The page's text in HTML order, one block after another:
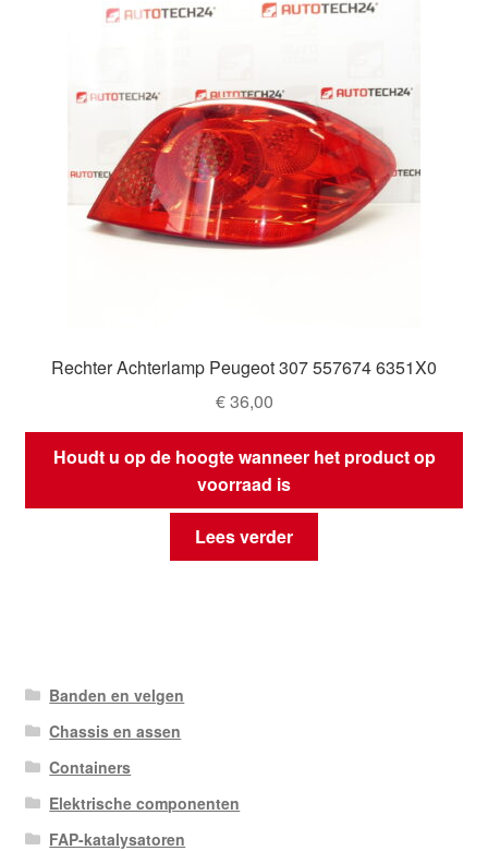
Rechter Achterlamp Peugeot 307 557674 6351X0
€36,00
Houdt u op de hoogte wanneer het product op
voorraad is
Lees verder
Banden en velgen
Chassis en assen
Containers
Elektrische componenten
FAP-katalysatoren